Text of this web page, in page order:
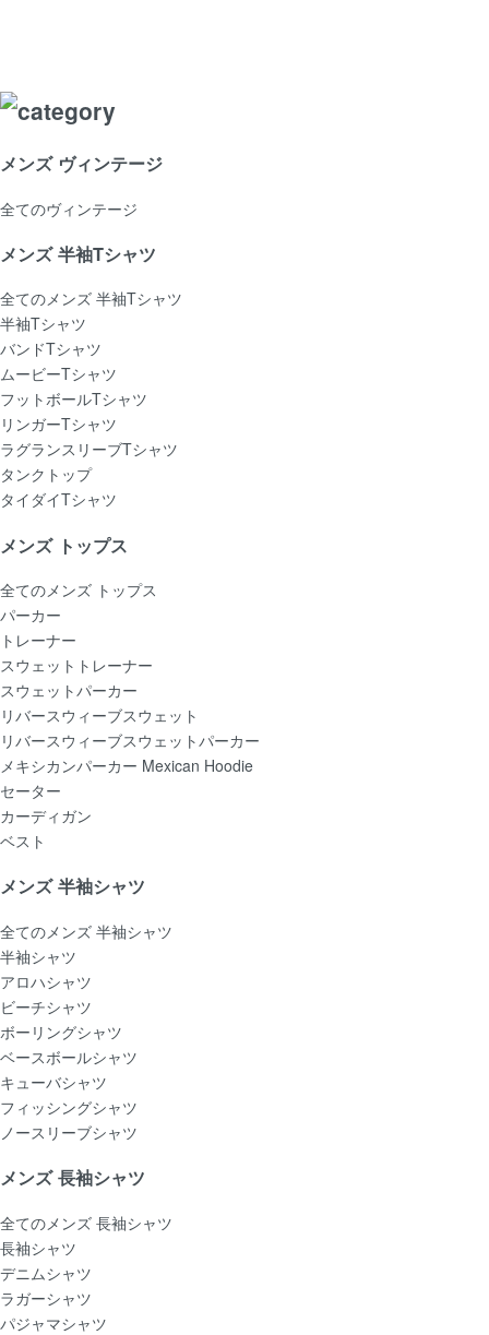
メンズ ヴィンテージ
全てのヴィンテージ
メンズ 半袖Tシャツ
全てのメンズ 半袖Tシャツ
半袖Tシャツ
バンドTシャツ
ムービーTシャツ
フットボールTシャツ
リンガーTシャツ
ラグランスリーブTシャツ
タンクトップ
タイダイTシャツ
メンズ トップス
全てのメンズ トップス
パーカー
トレーナー
スウェットトレーナー
スウェットパーカー
リバースウィーブスウェット
リバースウィーブスウェットパーカー
メキシカンパーカー Mexican Hoodie
セーター
カーディガン
ベスト
メンズ 半袖シャツ
全てのメンズ 半袖シャツ
半袖シャツ
アロハシャツ
ビーチシャツ
ボーリングシャツ
ベースボールシャツ
キューバシャツ
フィッシングシャツ
ノースリーブシャツ
メンズ 長袖シャツ
全てのメンズ 長袖シャツ
長袖シャツ
デニムシャツ
ラガーシャツ
パジャマシャツ